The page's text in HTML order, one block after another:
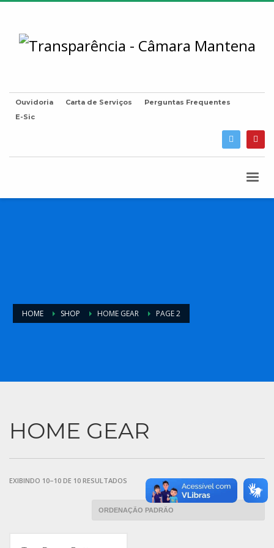
Ouvidoria Carta de Serviços
Perguntas Frequentes
E-Sic
HOME SHOP HOME GEAR PAGE 2
HOME GEAR
EXIBINDO 10–10 DE 10 RESULTADOS